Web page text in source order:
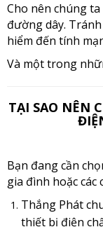
Cho nên chúng
đường dây.
hiểm đến tính
Và một trong
TẠI SAO NÊN
Bạn đang cần
gia đình hoặc
Thắng Phát
thiết bị điện